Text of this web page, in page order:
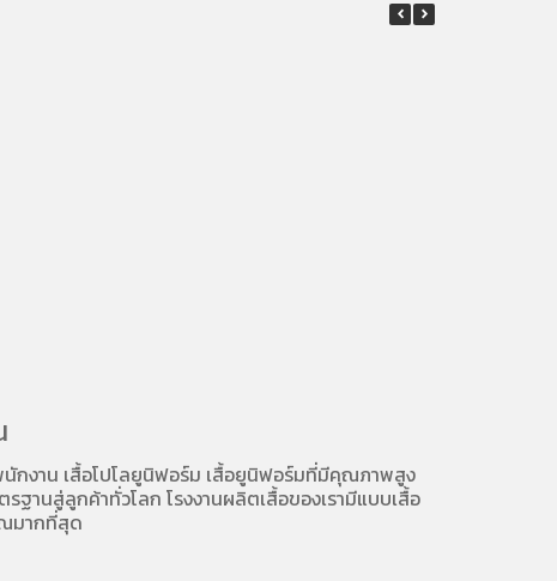
นักงาน เสื้อโปโลยูนิฟอร์ม เสื้อยูนิฟอร์มที่มีคุณภาพสูง
านสู่ลูกค้าทั่วโลก โรงงานผลิตเสื้อของเรามีแบบเสื้อ
มากที่สุด